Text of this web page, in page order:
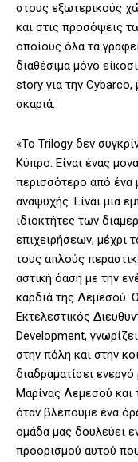
στους εξωτερικούς
και στις προσόψεις
οποίους όλα τα
διαθέσιμα μόνο
story για την Cybarco,
σκαριά.
«Το Trilogy δεν
Κύπρο. Είναι ένας
περισσότερο από ένα
αναψυχής. Είναι μια
ιδιοκτήτες των
επιχειρήσεων, μέχρι
τους απλούς
αστική όαση με την
καρδιά της Λεμεσού.
Εκτελεστικός
Development,
στην πόλη και στην
διαδραματίσει
Μαρίνας Λεμεσού και
όταν βλέπουμε ένα
ομάδα μας δουλεύει
προορισμού αυτού